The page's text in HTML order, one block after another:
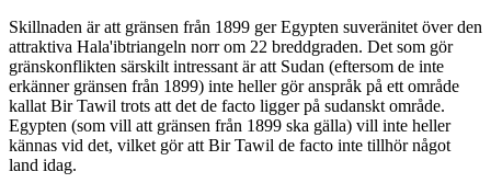
Skillnaden är att gränsen från 1899 ger Egypten suveränitet över den
attraktiva Hala'ibtriangeln norr om 22 breddgraden. Det som gör
gränskonflikten särskilt intressant är att Sudan (eftersom de inte
erkänner gränsen från 1899) inte heller gör anspråk på ett område
kallat Bir Tawil trots att det de facto ligger på sudanskt område.
Egypten (som vill att gränsen från 1899 ska gälla) vill inte heller
kännas vid det, vilket gör att Bir Tawil de facto inte tillhör något
land idag.